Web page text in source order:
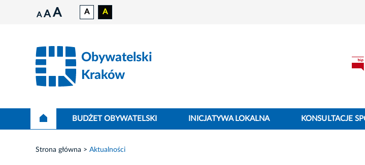
A A A A A
Obywatelski
Kraków
BUDŻET OBYWATELSKI INICJATYWA LOKALNA KONSULTACJE
Strona główna Aktualności